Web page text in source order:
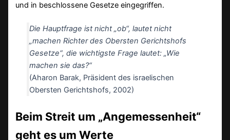
und in beschlossene Gesetze eingegriffen.
Die Hauptfrage ist nicht „ob“, lautet nicht
„machen Richter des Obersten Gerichtshofs
Gesetze“, die wichtigste Frage lautet: „Wie
machen sie das?“
(Aharon Barak, Präsident des israelischen
Obersten Gerichtshofs, 2002)
Beim Streit um „Angemessenheit“
geht es um Werte